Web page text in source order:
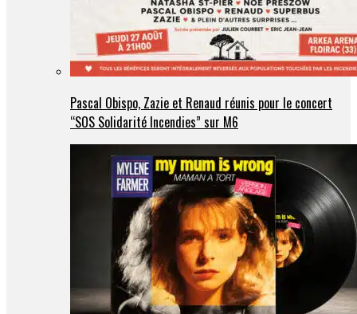
Pascal Obispo, Zazie et Renaud réunis pour le concert
“SOS Solidarité Incendies” sur M6